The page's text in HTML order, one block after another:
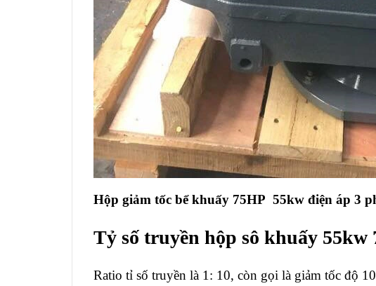
Hộp giảm tốc bể khuấy 75HP 55kw điện áp 3
Tỷ số truyền hộp sô khuấy 55kw
Ratio tỉ số truyền là 1: 10, còn gọi là giảm tốc độ